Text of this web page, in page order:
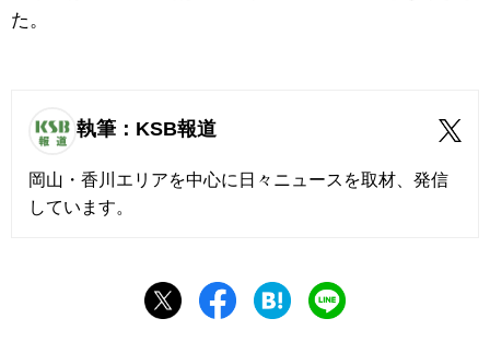
た。
執筆：KSB報道
岡山・香川エリアを中心に日々ニュースを取材、発信
しています。